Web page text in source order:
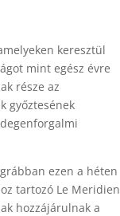
keresztül
mint egész évre
része az
győztesének
ezen a héten
tartozó Le Meridien
hozzájárulnak a